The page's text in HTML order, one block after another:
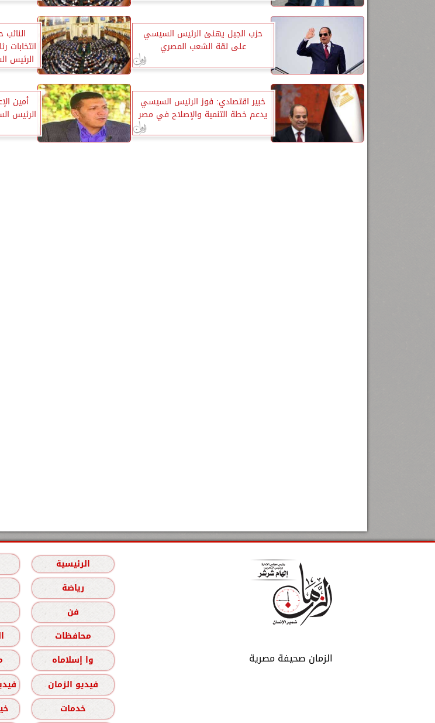
حزب الجيل يهنئ الرئيس السيسي
على ثقة الشعب المصري
انتخابات
الرئيس
خبير اقتصادي: فوز الرئيس السيسي
يدعم خطة التنمية والإصلاح في مصر
أمين
الرئيس
الزمان صحيفة مصرية
الرئيسية
رياضة
فن
محافظات
وا إسلاماه
فيديو الزمان
خدمات